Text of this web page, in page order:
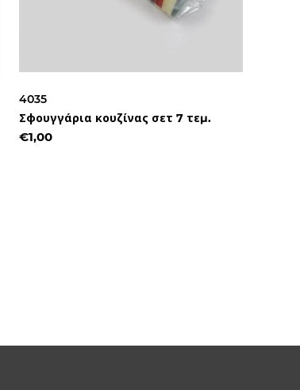
4035
Σφουγγάρια κουζίνας σετ 7 τεμ.
€1,00